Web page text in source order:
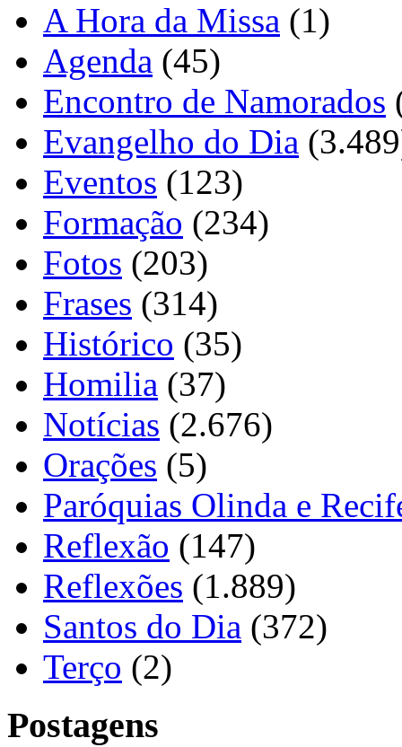
A Hora da Missa (1)
Agenda (45)
Encontro de Namorados
Evangelho do Dia
Eventos (123)
Formação (234)
Fotos (203)
Frases (314)
Histórico (35)
Homilia (37)
Notícias (2.676)
Orações (5)
Paróquias Olinda e
Reflexão (147)
Reflexões (1.889)
Santos do Dia (372)
Terço (2)
Postagens